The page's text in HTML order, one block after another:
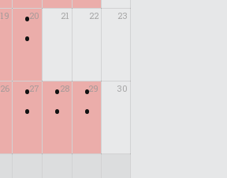
19 20
•
•
21 22 23
26 27
•
•
28
•
•
29
•
•
30